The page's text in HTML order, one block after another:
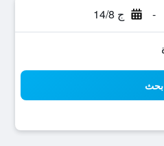
- ج 14/8
بحث